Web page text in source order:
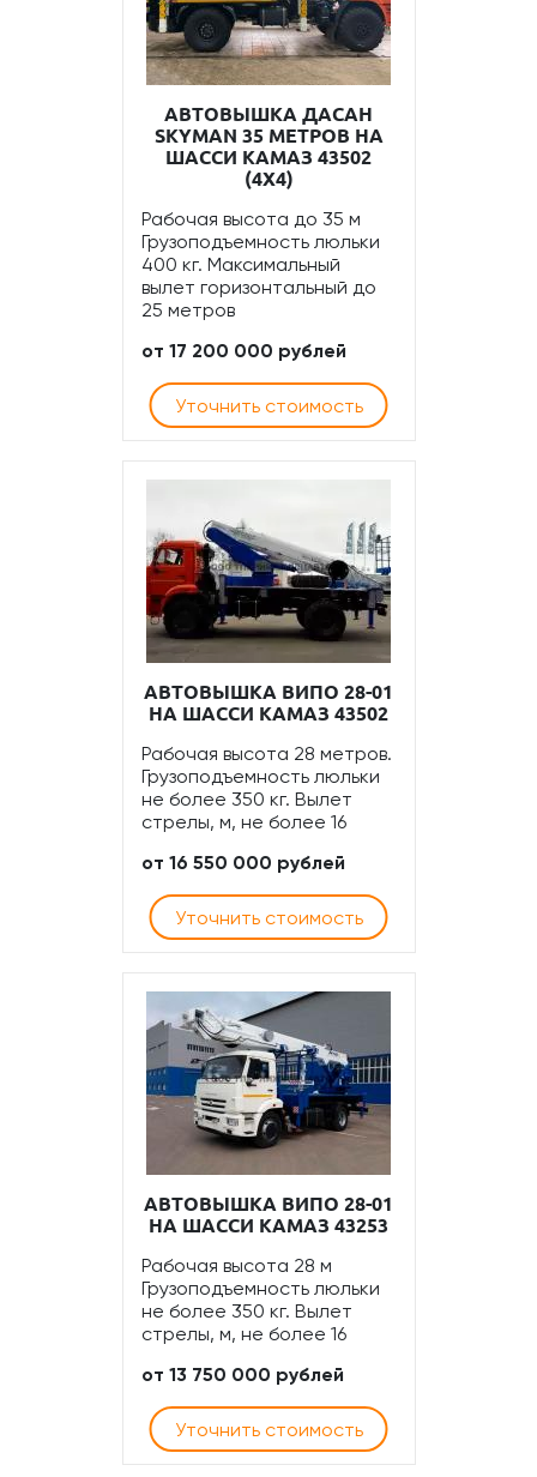
АВТОВЫШКА ДАСАН
SKYMAN 35 МЕТРОВ НА
ШАССИ КАМАЗ 43502
(4Х4)
Рабочая высота до 35 м
Грузоподъемность люльки
400 кг. Максимальный
вылет горизонтальный до
25 метров
от 17 200 000 рублей
Уточнить стоимость
АВТОВЫШКА ВИПО 28-01
НА ШАССИ КАМАЗ 43502
Рабочая высота 28 метров.
Грузоподъемность люльки
не более 350 кг. Вылет
стрелы, м, не более 16
от 16 550 000 рублей
Уточнить стоимость
АВТОВЫШКА ВИПО 28-01
НА ШАССИ КАМАЗ 43253
Рабочая высота 28 м
Грузоподъемность люльки
не более 350 кг. Вылет
стрелы, м, не более 16
от 13 750 000 рублей
Уточнить стоимость